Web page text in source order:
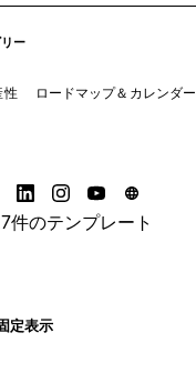
ー
性 ロードマップ＆カレンダー
件のテンプレート
定表示